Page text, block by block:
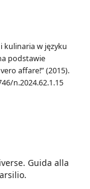
kulinaria w języku
podstawie
affare!” (2015).
n.2024.62.1.15
Guida alla